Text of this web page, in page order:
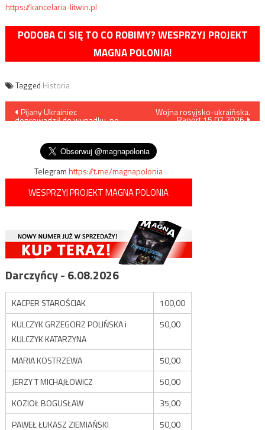
https://kancelaria-litwin.pl
PODOBA CI SIĘ TO CO ROBIMY? WESPRZYJ PROJEKT
MAGNA POLONIA!
Tagged Historia
Nawigacja
Pijany Ukrainiec
doprowadził do wypadku, po
Wojna rosyjsko-ukraińska.
Raport 15.07.2026
Telegramhttps://t.me/magnapolonia
WESPRZYJ PROJEKT MAGNA POLONIA
Darczyńcy - 6.08.2026
KACPER STAROŚCIAK
100,00
KULCZYK GRZEGORZ POLIŃSKA i
KULCZYK KATARZYNA
50,00
MARIA KOSTRZEWA
50,00
JERZY T MICHAJŁOWICZ
50,00
KOZIOŁ BOGUSŁAW
35,00
PAWEŁ ŁUKASZ ZIEMIAŃSKI
50,00